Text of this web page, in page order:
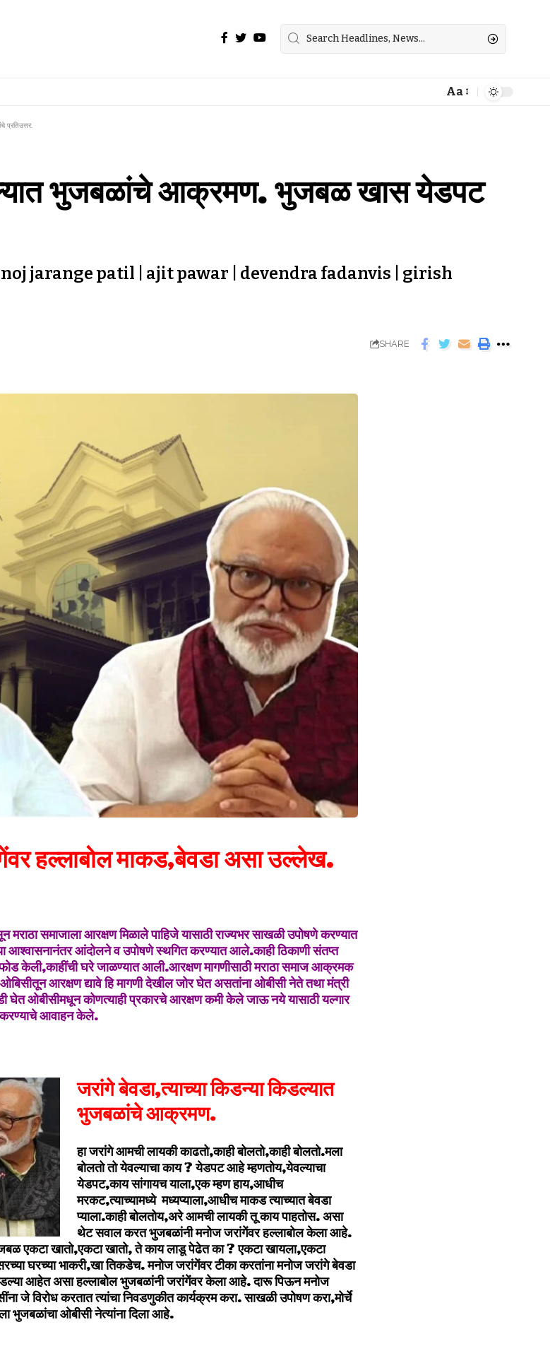
Aa
प्रतिउत्तर.
भुजबळांचे आक्रमण. भुजबळ खास येडपट
jarange patil | ajit pawar | devendra fadanvis | girish
SHARE
हल्लाबोल माकड,बेवडा असा उल्लेख.
मराठा समाजाला आरक्षण मिळाले पाहिजे यासाठी राज्यभर साखळी उपोषणे करण्यात
आश्वासनानंतर आंदोलने व उपोषणे स्थगित करण्यात आले.काही ठिकाणी संतप्त
केली,काहींची घरे जाळण्यात आली.आरक्षण मागणीसाठी मराठा समाज आक्रमक
ओबिसीतून आरक्षण द्यावे हि मागणी देखील जोर घेत असतांना ओबीसी नेते तथा मंत्री
घेत ओबीसीमधून कोणत्याही प्रकारचे आरक्षण कमी केले जाऊ नये यासाठी यल्गार
आवाहन केले.
जरांगे बेवडा,त्याच्या किडन्या किडल्यात
भुजबळांचे आक्रमण.
हा जरांगे आमची लायकी काढतो,काही बोलतो,काही बोलतो.मला
बोलतो तो येवल्याचा काय ? येडपट आहे म्हणतोय,येवल्याचा
येडपट,काय सांगायच याला,एक म्हण हाय,आधीच
मरकट,त्याच्यामध्ये मध्यप्याला,आधीच माकड त्याच्यात बेवडा
प्याला.काही बोलतोय,अरे आमची लायकी तू काय पाहतोस. असा
थेट सवाल करत भुजबळांनी मनोज जरांगेंवर हल्लाबोल केला आहे.
एकटा खातो,एकटा खातो, ते काय लाडू पेढेत का ? एकटा खायला,एकटा
घरच्या भाकरी,खा तिकडेच. मनोज जरांगेंवर टीका करतांना मनोज जरांगे बेवडा
आहेत असा हल्लाबोल भुजबळांनी जरांगेंवर केला आहे. दारू पिऊन मनोज
जे विरोध करतात त्यांचा निवडणुकीत कार्यक्रम करा. साखळी उपोषण करा,मोर्चे
भुजबळांचा ओबीसी नेत्यांना दिला आहे.